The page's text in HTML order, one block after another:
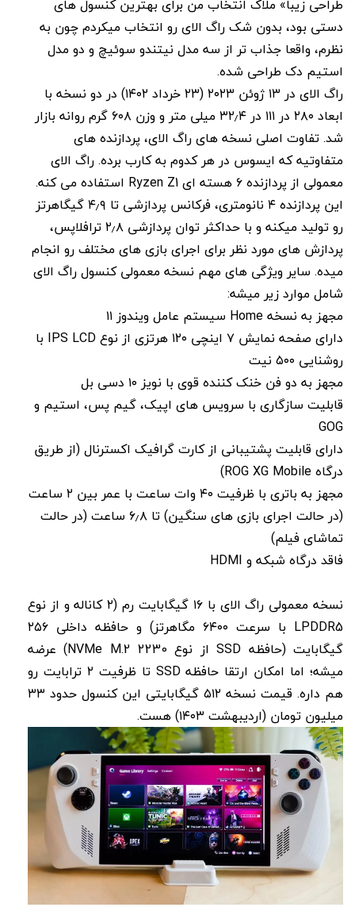
طراحی زیبا» ملاک انتخاب من برای بهترین کنسول های
دستی بود، بدون شک راگ الای رو انتخاب میکردم چون به
نظرم، واقعا جذاب تر از سه مدل نیتندو سوئیچ و دو مدل
استیم دک طراحی شده.
راگ الای در ۱۳ ژوئن ۲۰۲۳ (۲۳ خرداد ۱۴۰۲) در دو نسخه با
ابعاد ۲۸۰ در ۱۱۱ در ۳۲٫۴ میلی متر و وزن ۶۰۸ گرم روانه بازار
شد. تفاوت اصلی نسخه های راگ الای، پردازنده های
متفاوتیه که ایسوس در هر کدوم به کارب برده. راگ الای
معمولی از پردازنده ۶ هسته ای Ryzen Z1 استفاده می کنه.
این پردازنده ۴ نانومتری، فرکانس پردازشی تا ۴٫۹ گیگاهرتز
رو تولید میکنه و با حداکثر توان پردازشی ۲٫۸ ترافلاپس،
پردازش های مورد نظر برای اجرای بازی های مختلف رو انجام
میده. سایر ویژگی های مهم نسخه معمولی کنسول راگ الای
شامل موارد زیر میشه:
مجهز به نسخه Home سیستم عامل ویندوز ۱۱
دارای صفحه نمایش ۷ اینچی ۱۲۰ هرتزی از نوع IPS LCD با
روشنایی ۵۰۰ نیت
مجهز به دو فن خنک کننده قوی با نویز ۱۰ دسی بل
قابلیت سازگاری با سرویس های اپیک، گیم پس، استیم و
GOG
دارای قابلیت پشتیبانی از کارت گرافیک اکسترنال (از طریق
درگاه ROG XG Mobile)
مجهز به باتری با ظرفیت ۴۰ وات ساعت با عمر بین ۲ ساعت
(در حالت اجرای بازی های سنگین) تا ۶٫۸ ساعت (در حالت
تماشای فیلم)
فاقد درگاه شبکه و HDMI
نسخه معمولی راگ الای با ۱۶ گیگابایت رم (۲ کاناله و از نوع
LPDDR5 با سرعت ۶۴۰۰ مگاهرتز) و حافظه داخلی ۲۵۶
گیگابایت (حافظه SSD از نوع NVMe M.2 2230) عرضه
میشه؛ اما امکان ارتقا حافظه SSD تا ظرفیت ۲ ترابایت رو
هم داره. قیمت نسخه ۵۱۲ گیگابایتی این کنسول حدود ۳۳
میلیون تومان (اردیبهشت ۱۴۰۳) هست.